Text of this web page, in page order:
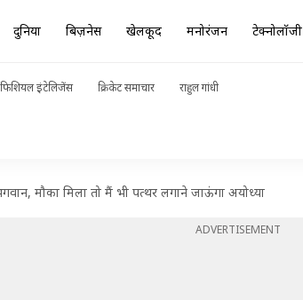
दुनिया बिज़नेस खेलकूद मनोरंजन टेक्नोलॉजी
इंटेलिजेंस क्रिकेट समाचार राहुल गांधी
मौका मिला तो मैं भी पत्थर लगाने जाऊंगा अयोध्या
ADVERTISEMENT